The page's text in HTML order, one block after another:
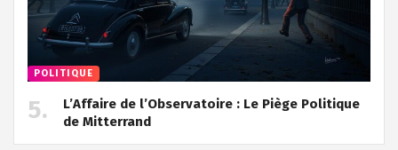
POLITIQUE
L’Affaire de l’Observatoire : Le Piège Politique
de Mitterrand